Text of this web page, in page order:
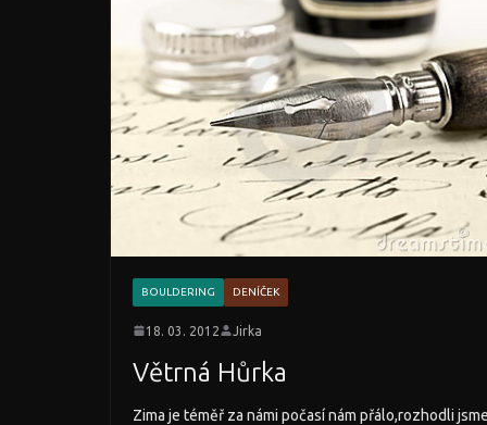
BOULDERING DENÍČEK
18. 03. 2012 Jirka
Větrná Hůrka
Zima je téměř za námi počasí nám přálo,rozhodli